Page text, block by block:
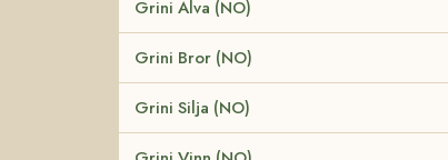
Grini Alva (NO)
Grini Bror (NO)
Grini Silja (NO)